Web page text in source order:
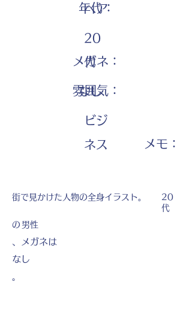
ヘア
年代：
20
代
メガネ：
なし
雰囲気：
ビジ
ネス
​メモ：
街で見かけた人物の全身イラスト。
20
代
の 男性
、メガネは
なし
。